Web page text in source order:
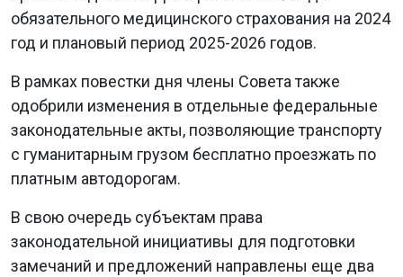
обязательного медицинского страхования на 2024
год и плановый период 2025-2026 годов.
В рамках повестки дня члены Совета также
одобрили изменения в отдельные федеральные
законодательные акты, позволяющие транспорту
с гуманитарным грузом бесплатно проезжать по
платным автодорогам.
В свою очередь субъектам права
законодательной инициативы для подготовки
замечаний и предложений направлены еще два